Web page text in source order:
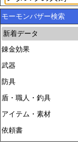
モーモンバザー検索
新着データ
錬金効果
武器
防具
盾・職人・釣具
アイテム・素材
依頼書